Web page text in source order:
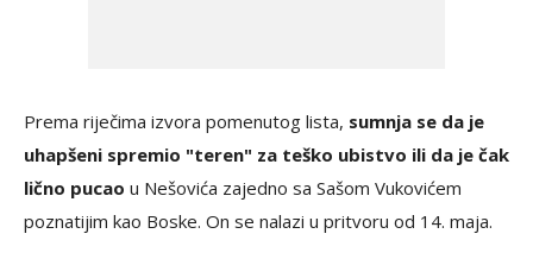
Prema riječima izvora pomenutog lista, sumnja se da je
uhapšeni spremio "teren" za teško ubistvo ili da je čak
lično pucao u Nešovića zajedno sa Sašom Vukovićem
poznatijim kao Boske. On se nalazi u pritvoru od 14. maja.